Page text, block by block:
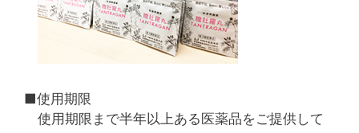
■使用期限
使用期限まで半年以上ある医薬品をご提供して